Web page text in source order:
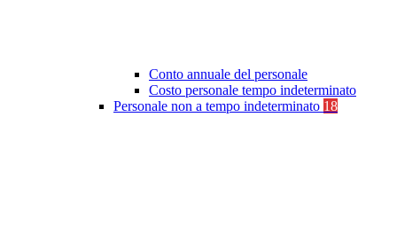
Conto annuale del personale
Costo personale tempo indeterminato
Personale non a tempo indeterminato 18